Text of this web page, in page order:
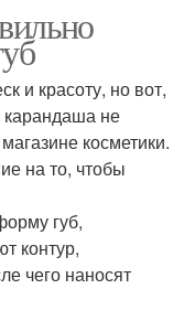
и красоту, но вот,
карандаша не
косметики.
на то, чтобы
губ,
контур,
чего наносят